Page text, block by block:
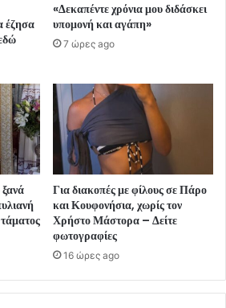
έζησα
«Δεκαπέντε χρόνια μου διδάσκει
υπομονή και αγάπη»
7 ώρες ago
Για διακοπές με φίλους σε Πάρο
και Κουφονήσια, χωρίς τον
Χρήστο Μάστορα – Δείτε
φωτογραφίες
16 ώρες ago